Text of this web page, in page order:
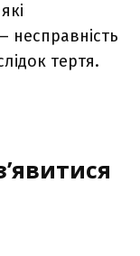
несправність
тертя.